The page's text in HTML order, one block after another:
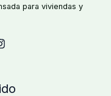
para viviendas y